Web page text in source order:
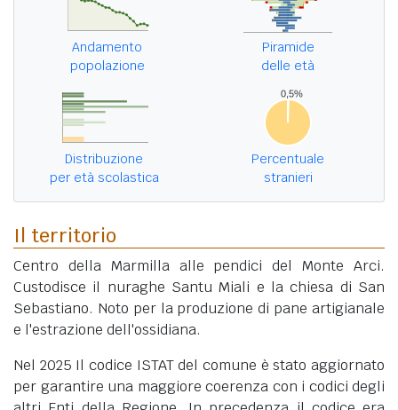
Andamento
popolazione
Piramide
delle età
Distribuzione
per età scolastica
Percentuale
stranieri
Il territorio
Centro della Marmilla alle pendici del Monte Arci.
Custodisce il nuraghe Santu Miali e la chiesa di San
Sebastiano. Noto per la produzione di pane artigianale
e l'estrazione dell'ossidiana.
Nel 2025 Il codice ISTAT del comune è stato aggiornato
per garantire una maggiore coerenza con i codici degli